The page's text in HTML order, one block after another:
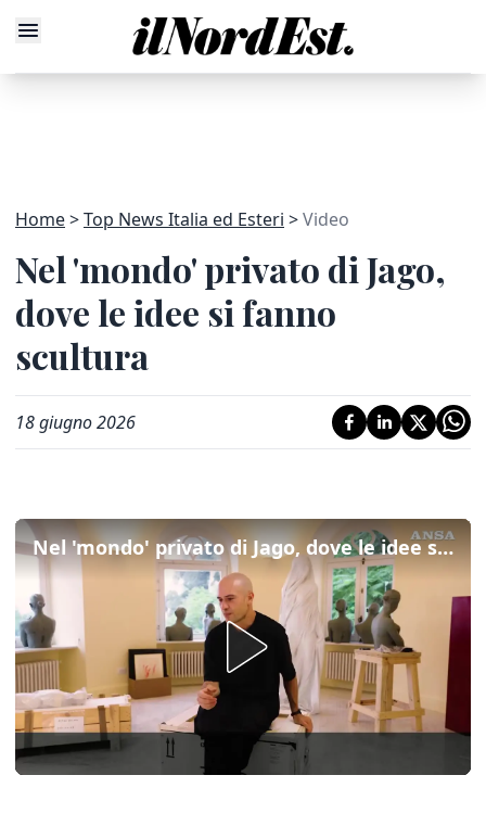
Home Top News Italia ed Esteri Video
Nel 'mondo' privato di Jago,
dove le idee si fanno
scultura
18 giugno 2026
Nel 'mondo' privato di Jago, dove le idee si fanno scultura